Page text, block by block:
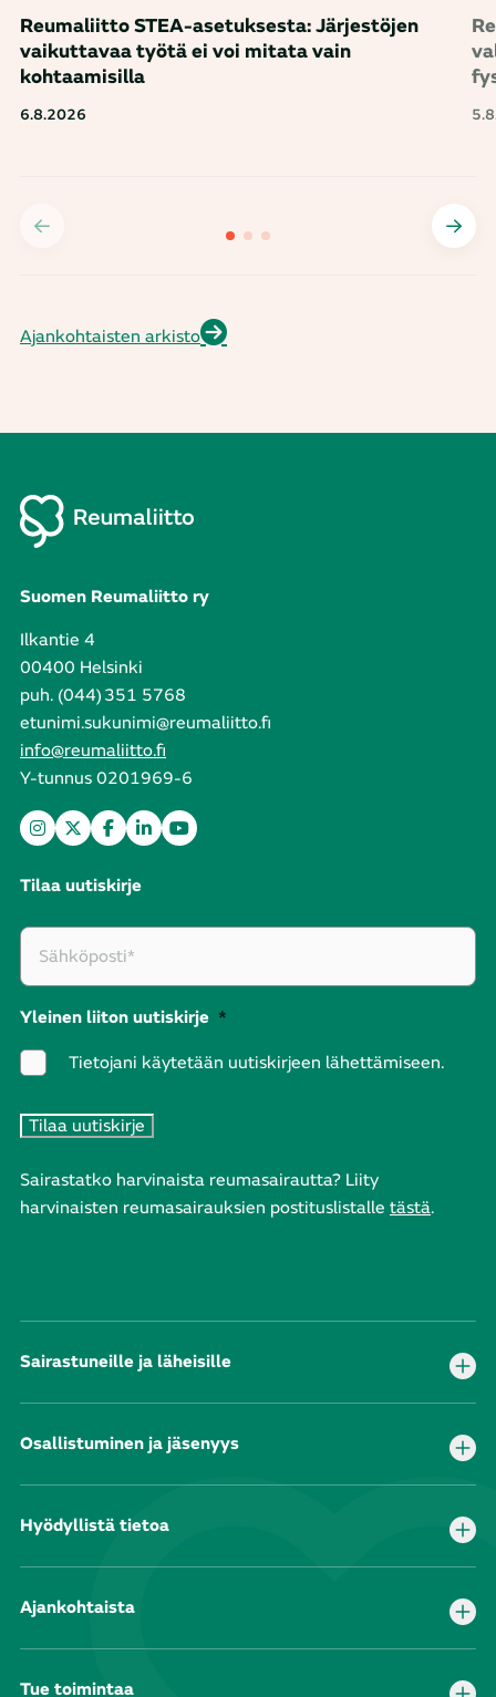
Reumaliitto STEA-asetuksesta: Järjestöjen
vaikuttavaa työtä ei voi mitata vain
kohtaamisilla
6.8.2026
Ajankohtaisten arkisto
Suomen Reumaliitto ry
Ilkantie 4
00400 Helsinki
puh. (044) 351 5768
etunimi.sukunimi@reumaliitto.fi
info@reumaliitto.fi
Y-tunnus 0201969-6
Tilaa uutiskirje
Yleinen liiton uutiskirje *
Tietojani käytetään uutiskirjeen lähettämiseen.
Sairastatko harvinaista reumasairautta? Liity
harvinaisten reumasairauksien postituslistalle tästä.
Sairastuneille ja läheisille
Osallistuminen ja jäsenyys
Hyödyllistä tietoa
Ajankohtaista
Tue toimintaa